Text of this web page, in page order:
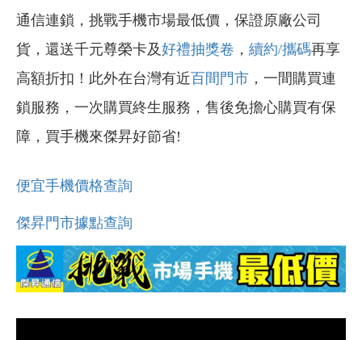
通信連鎖，挑戰手機市場最低價，保證原廠公司
貨，還送千元尊榮卡及好禮抽獎卷 ， 續約/攜碼再享
高額折扣！此外在台灣有近百間門市 ，一間購買連
鎖服務，一次購買終生服務，售後免擔心購買有保
障，買手機來傑昇好節省!
便宜手機價格查詢
傑昇門市據點查詢